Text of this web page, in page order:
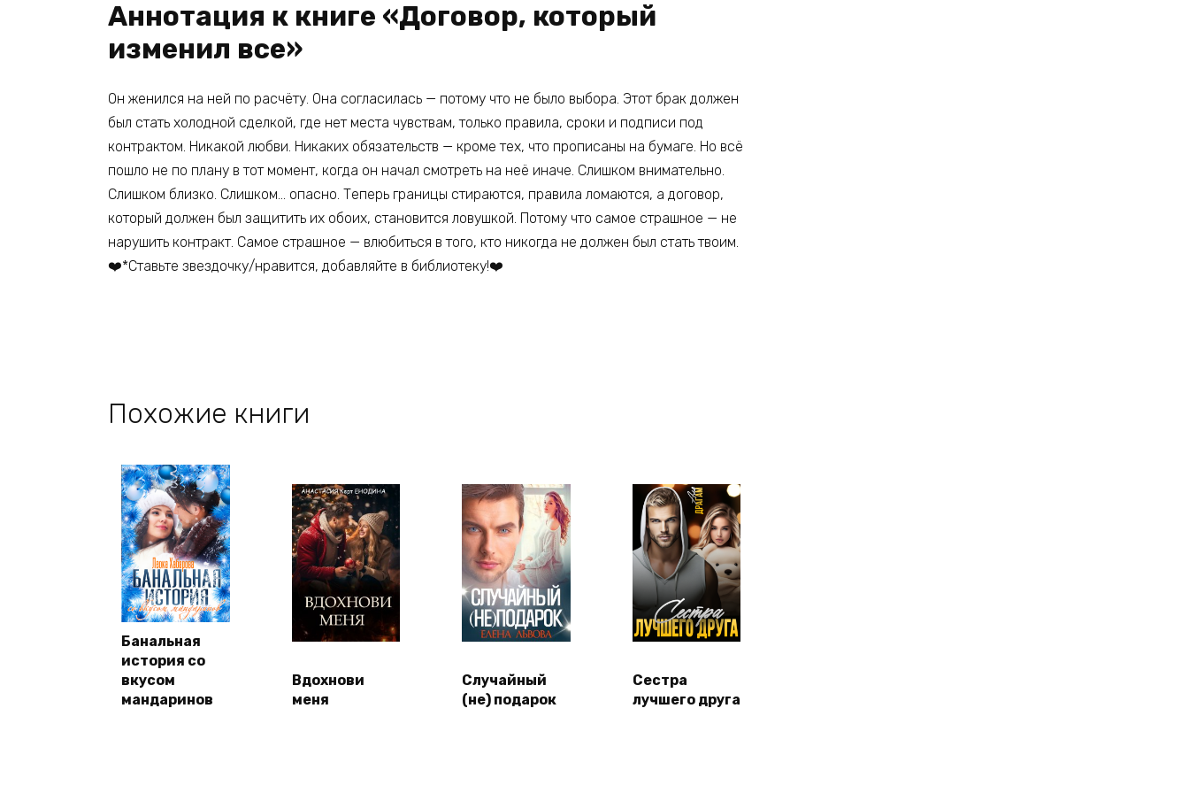
Аннотация к книге «Договор, который
изменил все»
Он женился на ней по расчёту. Она согласилась — потому что не было выбора. Этот брак должен
был стать холодной сделкой, где нет места чувствам, только правила, сроки и подписи под
контрактом. Никакой любви. Никаких обязательств — кроме тех, что прописаны на бумаге. Но всё
пошло не по плану в тот момент, когда он начал смотреть на неё иначе. Слишком внимательно.
Слишком близко. Слишком… опасно. Теперь границы стираются, правила ломаются, а договор,
который должен был защитить их обоих, становится ловушкой. Потому что самое страшное — не
нарушить контракт. Самое страшное — влюбиться в того, кто никогда не должен был стать твоим.
‍❤️‍*Ставьте звездочку/нравится, добавляйте в библиотеку!‍❤️‍
Похожие книги
Банальная
история со
вкусом
мандаринов
Вдохнови
меня
Случайный
(не) подарок
Сестра
лучшего друга